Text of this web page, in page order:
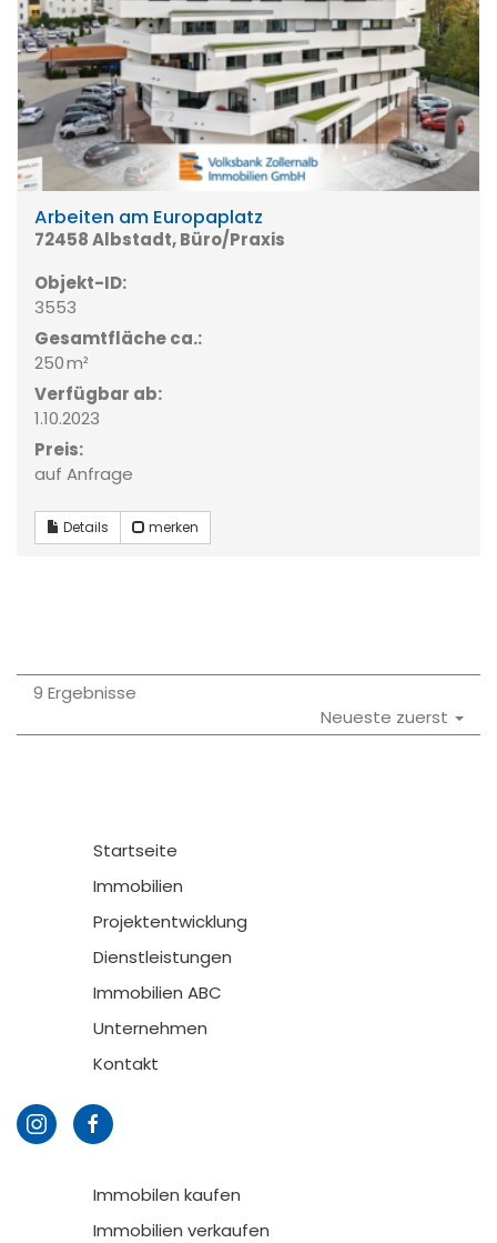
Arbeiten am Europaplatz
72458 Albstadt, Büro/Praxis
Objekt-ID:
3553
Gesamtfläche ca.:
250 m²
Verfügbar ab:
1.10.2023
Preis:
auf Anfrage
Details merken
9 Ergebnisse
Neueste zuerst
Startseite
Immobilien
Projektentwicklung
Dienstleistungen
Immobilien ABC
Unternehmen
Kontakt
Immobilen kaufen
Immobilien verkaufen